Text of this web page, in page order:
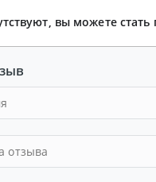
вы можете